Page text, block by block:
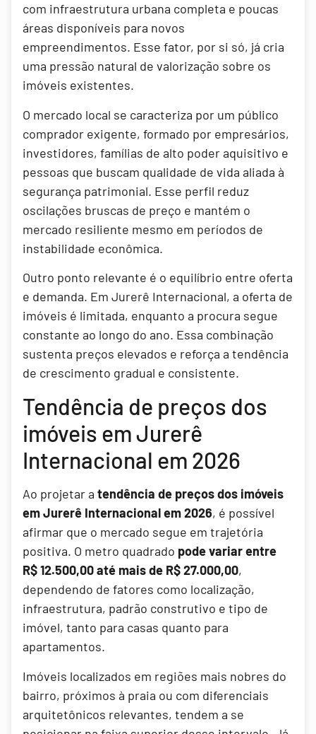
com infraestrutura urbana completa e poucas
áreas disponíveis para novos
empreendimentos. Esse fator, por si só, já cria
uma pressão natural de valorização sobre os
imóveis existentes.
O mercado local se caracteriza por um público
comprador exigente, formado por empresários,
investidores, famílias de alto poder aquisitivo e
pessoas que buscam qualidade de vida aliada à
segurança patrimonial. Esse perfil reduz
oscilações bruscas de preço e mantém o
mercado resiliente mesmo em períodos de
instabilidade econômica.
Outro ponto relevante é o equilíbrio entre oferta
e demanda. Em Jurerê Internacional, a oferta de
imóveis é limitada, enquanto a procura segue
constante ao longo do ano. Essa combinação
sustenta preços elevados e reforça a tendência
de crescimento gradual e consistente.
Tendência de preços dos
imóveis em Jurerê
Internacional em 2026
Ao projetar a tendência de preços dos imóveis
em Jurerê Internacional em 2026, é possível
afirmar que o mercado segue em trajetória
positiva. O metro quadrado pode variar entre
R$ 12.500,00 até mais de R$ 27.000,00,
dependendo de fatores como localização,
infraestrutura, padrão construtivo e tipo de
imóvel, tanto para casas quanto para
apartamentos.
Imóveis localizados em regiões mais nobres do
bairro, próximos à praia ou com diferenciais
arquitetônicos relevantes, tendem a se